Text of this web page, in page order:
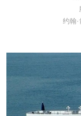
约翰